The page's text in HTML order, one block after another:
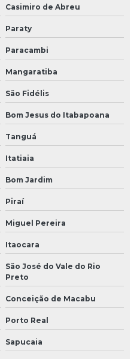
Casimiro de Abreu
Paraty
Paracambi
Mangaratiba
São Fidélis
Bom Jesus do Itabapoana
Tanguá
Itatiaia
Bom Jardim
Piraí
Miguel Pereira
Itaocara
São José do Vale do Rio
Preto
Conceição de Macabu
Porto Real
Sapucaia